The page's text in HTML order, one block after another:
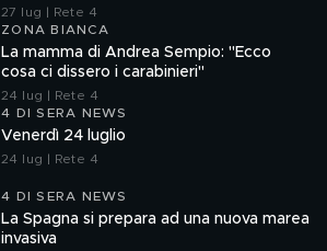
"Ossessionato e bugiardo"
27 lug | Rete 4
ZONA BIANCA
La mamma di Andrea Sempio: "Ecco
cosa ci dissero i carabinieri"
24 lug | Rete 4
4 DI SERA NEWS
Venerdì 24 luglio
24 lug | Rete 4
4 DI SERA NEWS
La Spagna si prepara ad una nuova marea
invasiva